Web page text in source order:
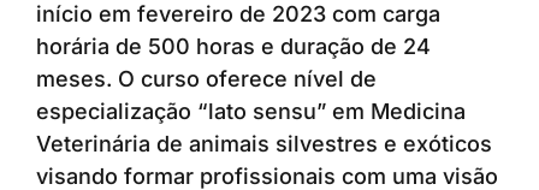
início em fevereiro de 2023 com carga
horária de 500 horas e duração de 24
meses. O curso oferece nível de
especialização “lato sensu” em Medicina
Veterinária de animais silvestres e exóticos
visando formar profissionais com uma visão